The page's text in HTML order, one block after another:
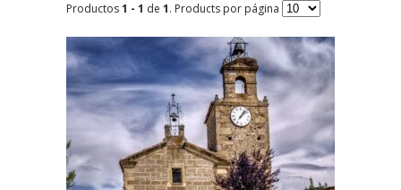
Productos1 - 1 de 1. Products por página